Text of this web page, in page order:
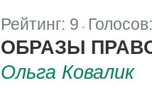
Рейтинг: 9
ОБРАЗЫ
Ольга Ковалик